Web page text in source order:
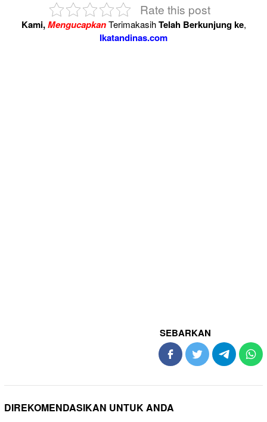
Rate this post
Kami,MengucapkanTerimakasihTelah Berkunjung ke,
Ikatandinas.com
SEBARKAN
DIREKOMENDASIKAN UNTUK ANDA